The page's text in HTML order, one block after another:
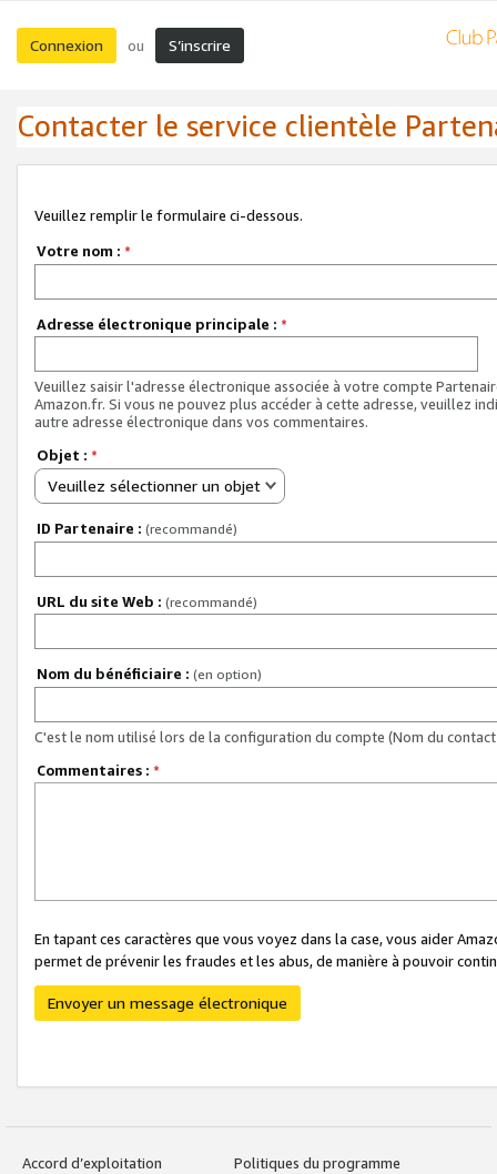
Connexion ou S’inscrire
Contacter le service clientèle
Veuillez remplir le formulaire ci-dessous.
Votre nom : *
Adresse électronique principale : *
Veuillez saisir l'adresse électronique associée à votre compte
Amazon.fr. Si vous ne pouvez plus accéder à cette adresse, veuillez
autre adresse électronique dans vos commentaires.
Objet : *
Veuillez sélectionner un objet
ID Partenaire : (recommandé)
URL du site Web : (recommandé)
Nom du bénéficiaire : (en option)
C'est le nom utilisé lors de la configuration du compte (Nom du
Commentaires : *
En tapant ces caractères que vous voyez dans la case, vous aider
permet de prévenir les fraudes et les abus, de manière à pouvoir
Envoyer un message électronique
Accord d’exploitation
Politiques du programme